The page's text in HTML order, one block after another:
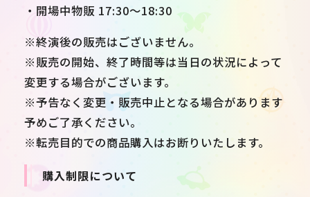
・開場中物販 17:30～18:30
※終演後の販売はございません。
※販売の開始、終了時間等は当日の状況によって
変更する場合がございます。
※予告なく変更・販売中止となる場合があります
予めご了承ください。
※転売目的での商品購入はお断りいたします。
購入制限について